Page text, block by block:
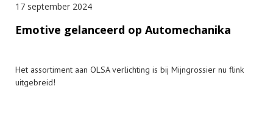
17 september 2024
Emotive gelanceerd op Automechanika
Het assortiment aan OLSA verlichting is bij Mijngrossier nu flink
uitgebreid!